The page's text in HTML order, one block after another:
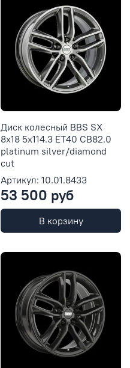
Диск колесный BBS SX
8x18 5x114.3 ET40 CB82.0
platinum silver/diamond
cut
Артикул: 10.01.8433
53 500 руб
В корзину